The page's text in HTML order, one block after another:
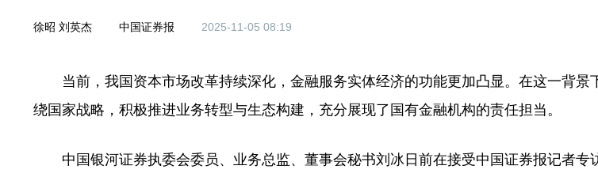
徐昭 刘英杰 中国证券报 2025-11-05 08:19
当前，我国资本市场改革持续深化，金融服务实体经济的功能更加凸显。在这一背景
绕国家战略，积极推进业务转型与生态构建，充分展现了国有金融机构的责任担当。
中国银河证券执委会委员、业务总监、董事会秘书刘冰日前在接受中国证券报记者专